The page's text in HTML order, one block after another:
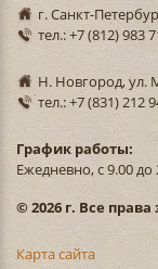
г. Санкт-
тел.: +7 (812) 983
Н. Новгород, ул.
тел.: +7 (831) 212
График работы:
Ежедневно, с 9.00 до
© 2026 г. Все
Карта сайта